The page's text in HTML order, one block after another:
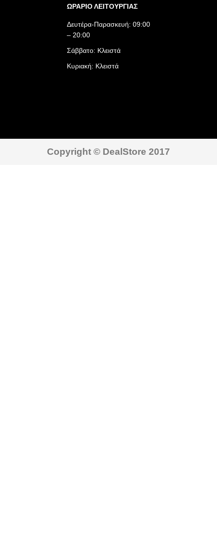
ΩΡΑΡΙΟ ΛΕΙΤΟΥΡΓΙΑΣ​
Δευτέρα-Παρασκευή: 09:00
– 20:00
Σάββατο: Κλειστά
Κυριακή: Κλειστά
Copyright © DealStore 2017